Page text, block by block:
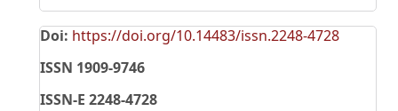
Doi: https://doi.org/10.14483/issn.2248-4728
ISSN 1909-9746
ISSN-E 2248-4728